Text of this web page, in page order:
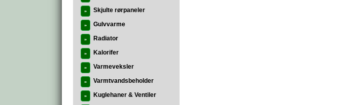
» Skjulte rørpaneler
» Gulvvarme
» Radiator
» Kalorifer
» Varmeveksler
» Varmtvandsbeholder
» Kuglehaner & Ventiler